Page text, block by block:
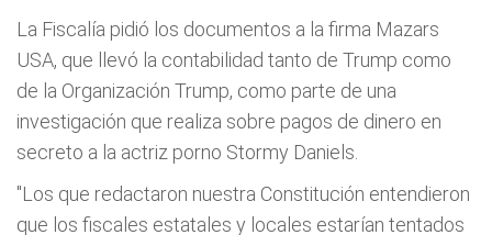
La Fiscalía pidió los documentos a la firma Mazars
USA, que llevó la contabilidad tanto de Trump como
de la Organización Trump, como parte de una
investigación que realiza sobre pagos de dinero en
secreto a la actriz porno Stormy Daniels.
"Los que redactaron nuestra Constitución entendieron
que los fiscales estatales y locales estarían tentados